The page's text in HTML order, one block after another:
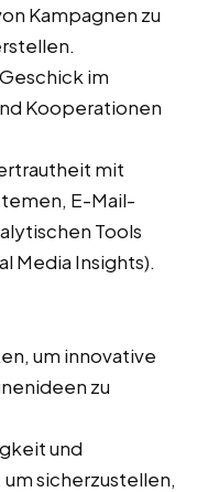
Kampagnen zu
Geschick im
Kooperationen
mit
E-Mail-
Tools
Media Insights).
um innovative
zu
und
sicherzustellen,